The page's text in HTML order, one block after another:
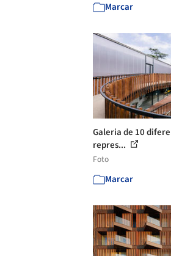
Marcar
Galeria de 10
repres...
Foto
Marcar